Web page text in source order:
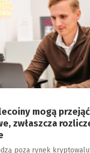
mogą
zwłaszcza
poza rynek